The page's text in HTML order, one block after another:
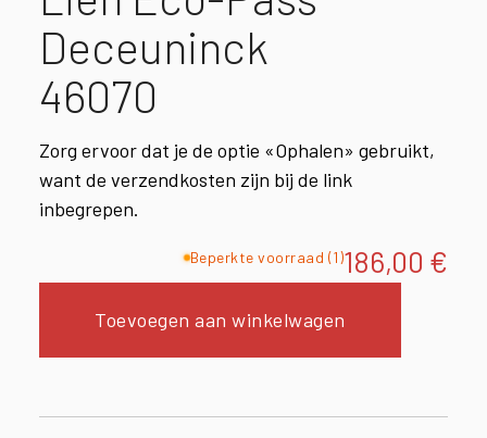
Deceuninck
46070
Zorg ervoor dat je de optie «Ophalen» gebruikt,
want de verzendkosten zijn bij de link
inbegrepen.
186,00 €
Beperkte voorraad (1)
Toevoegen aan winkelwagen